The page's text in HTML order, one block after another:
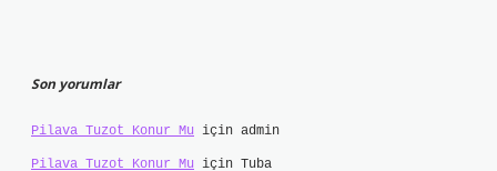
Son yorumlar
Pilava Tuzot Konur Mu için admin
Pilava Tuzot Konur Mu için Tuba